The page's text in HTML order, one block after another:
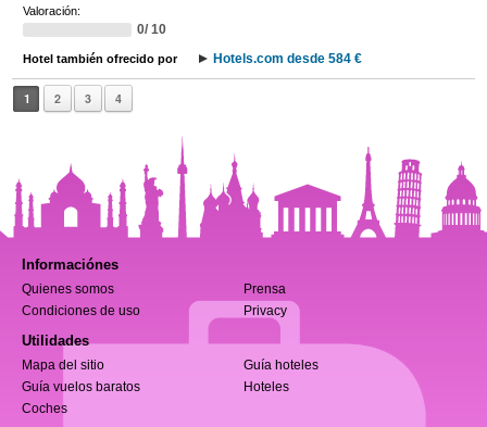
Valoración:
0/ 10
Hotel también ofrecido por Hotels.com desde 584 €
1 2 3 4
Informaciónes
Quienes somos
Prensa
Condiciones de uso
Privacy
Utilidades
Mapa del sitio
Guía hoteles
Guía vuelos baratos
Hoteles
Coches